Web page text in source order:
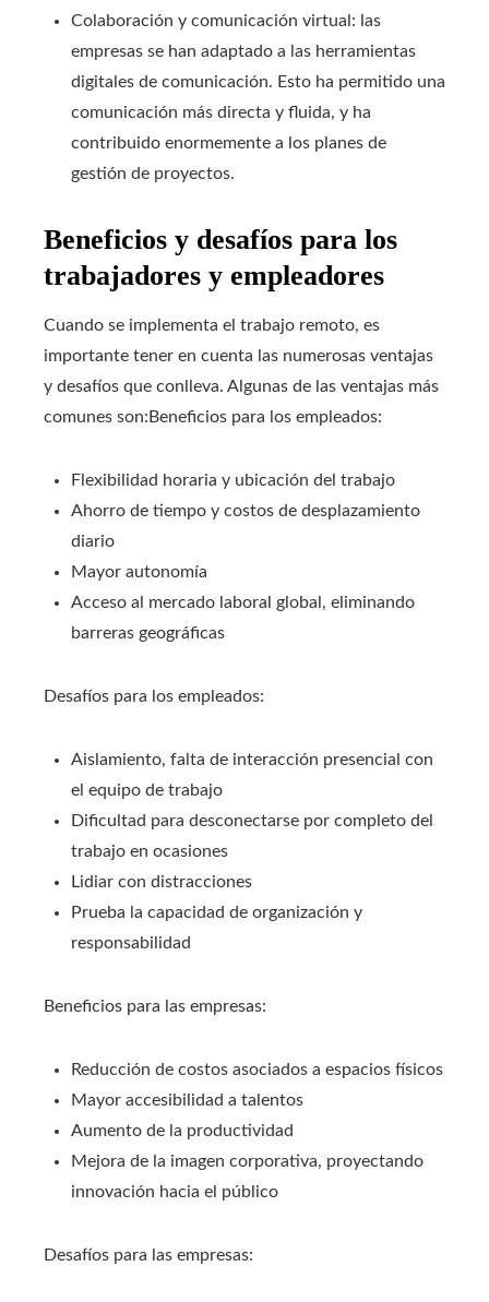
Colaboración y comunicación virtual: las
empresas se han adaptado a las herramientas
digitales de comunicación. Esto ha permitido una
comunicación más directa y fluida, y ha
contribuido enormemente a los planes de
gestión de proyectos.
Beneficios y desafíos para los
trabajadores y empleadores
Cuando se implementa el trabajo remoto, es
importante tener en cuenta las numerosas ventajas
y desafíos que conlleva. Algunas de las ventajas más
comunes son: Beneficios para los empleados:
Flexibilidad horaria y ubicación del trabajo
Ahorro de tiempo y costos de desplazamiento
diario
Mayor autonomía
Acceso al mercado laboral global, eliminando
barreras geográficas
Desafíos para los empleados:
Aislamiento, falta de interacción presencial con
el equipo de trabajo
Dificultad para desconectarse por completo del
trabajo en ocasiones
Lidiar con distracciones
Prueba la capacidad de organización y
responsabilidad
Beneficios para las empresas:
Reducción de costos asociados a espacios físicos
Mayor accesibilidad a talentos
Aumento de la productividad
Mejora de la imagen corporativa, proyectando
innovación hacia el público
Desafíos para las empresas: